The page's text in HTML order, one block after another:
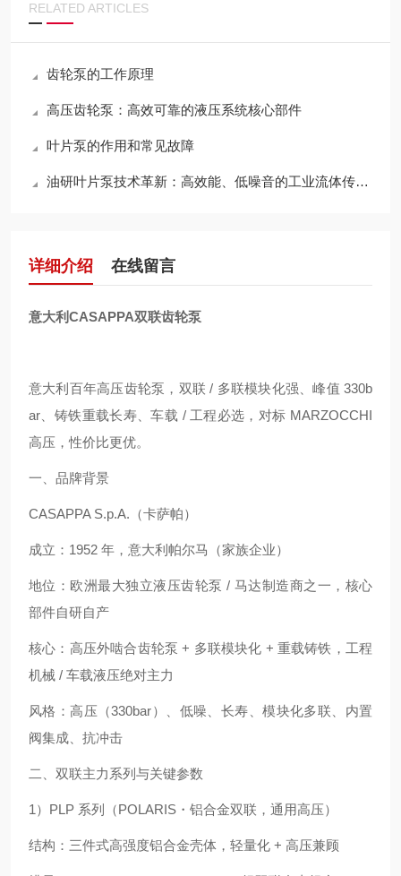
RELATED ARTICLES
齿轮泵的工作原理
高压齿轮泵：高效可靠的液压系统核心部件
叶片泵的作用和常见故障
油研叶片泵技术革新：高效能、低噪音的工业流体传动解决方案探索
详细介绍 在线留言
意大利CASAPPA双联齿轮泵
意大利百年高压齿轮泵，双联 / 多联模块化强、峰值 330b
ar、铸铁重载长寿、车载 / 工程必选，对标 MARZOCCHI
高压，性价比更优。
一、品牌背景
CASAPPA S.p.A.（卡萨帕）
成立：1952 年，意大利帕尔马（家族企业）
地位：欧洲最大独立液压齿轮泵 / 马达制造商之一，核心
部件自研自产
核心：高压外啮合齿轮泵 + 多联模块化 + 重载铸铁，工程
机械 / 车载液压绝对主力
风格：高压（330bar）、低噪、长寿、模块化多联、内置
阀集成、抗冲击
二、双联主力系列与关键参数
1）PLP 系列（POLARIS・铝合金双联，通用高压）
结构：三件式高强度铝合金壳体，轻量化 + 高压兼顾